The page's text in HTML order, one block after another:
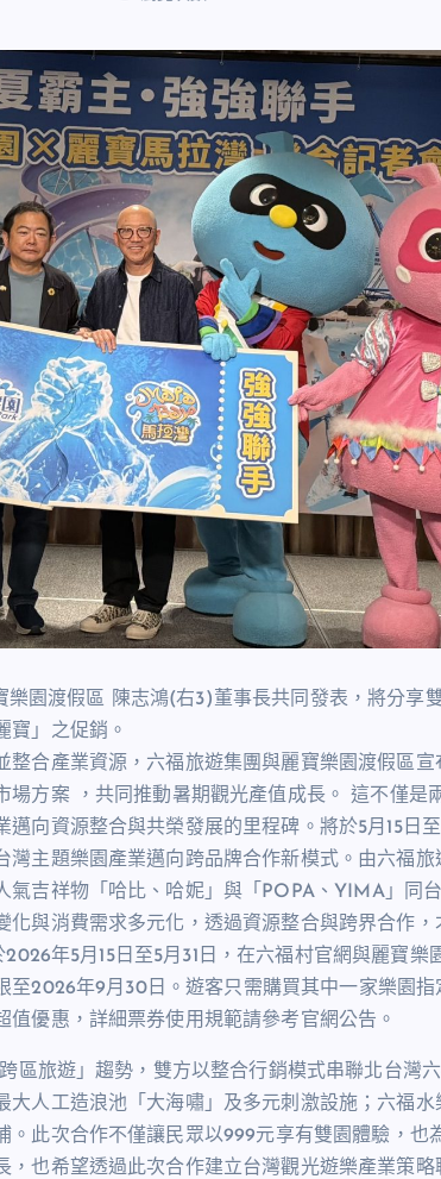
園渡假區 陳志鴻(右3)董事長共同發表，將分享
寶」之促銷。
整合產業資源，六福旅遊集團與麗寶樂園渡假區
場方案 ，共同推動暑期觀光產值成長。 這不僅是
向資源整合與共榮發展的里程碑。將於5月15日至
主題樂園產業邁向跨品牌合作新模式。由六福
氣吉祥物「哈比、哈妮」與「POPA、YIMA」同
與消費需求多元化，透過資源整合與跨界合作
年5月15日至5月31日，在六福村官網與麗寶樂
至2026年9月30日。遊客只需購買其中一家樂園
優惠，詳細票券使用規範請參考官網公告。
區旅遊」趨勢，雙方以整合行銷模式串聯北台灣
大人工造浪池「大海嘯」及多元刺激設施；六福
此次合作不僅讓民眾以999元享有雙園體驗，也
，也希望透過此次合作建立台灣觀光遊樂產業策